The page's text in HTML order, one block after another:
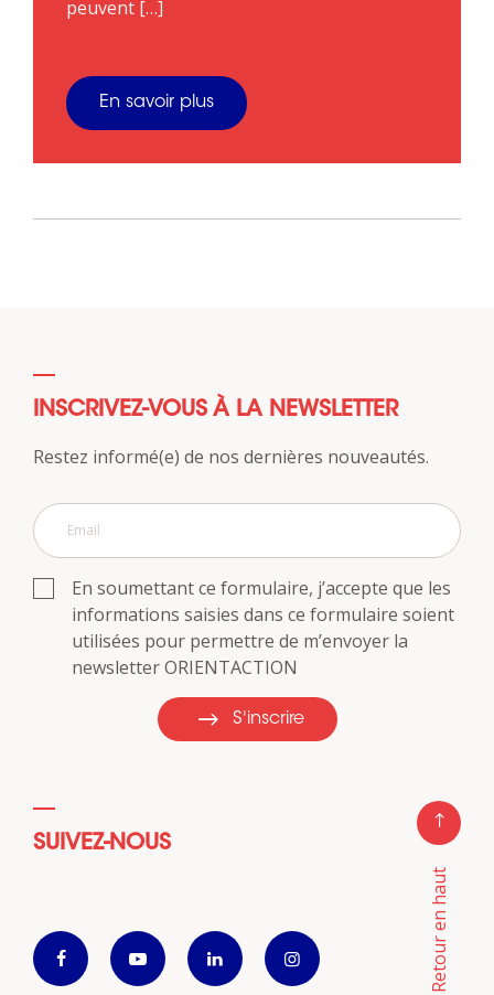
peuvent […]
En savoir plus
INSCRIVEZ-VOUS À LA NEWSLETTER
Restez informé(e) de nos dernières nouveautés.
En soumettant ce formulaire, j’accepte que les
informations saisies dans ce formulaire soient
utilisées pour permettre de m’envoyer la
newsletter ORIENTACTION
S'inscrire
SUIVEZ-NOUS
Retour en haut